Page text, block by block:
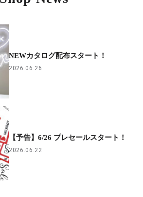
NEWカタログ配布スタート！
2026.06.26
【予告】6/26 プレセールスタート！
2026.06.22